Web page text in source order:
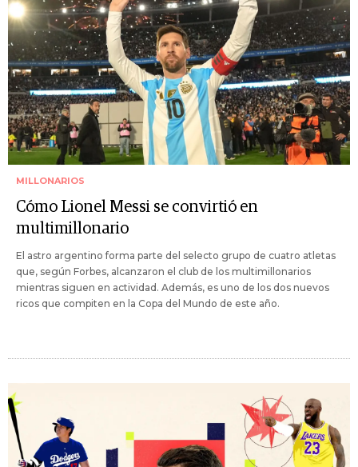
MILLONARIOS
Cómo Lionel Messi se convirtió en
multimillonario
El astro argentino forma parte del selecto grupo de cuatro atletas
que, según Forbes, alcanzaron el club de los multimillonarios
mientras siguen en actividad. Además, es uno de los dos nuevos
ricos que compiten en la Copa del Mundo de este año.